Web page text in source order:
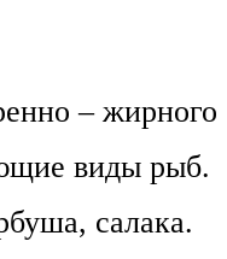
– жирного
виды рыб.
салака.